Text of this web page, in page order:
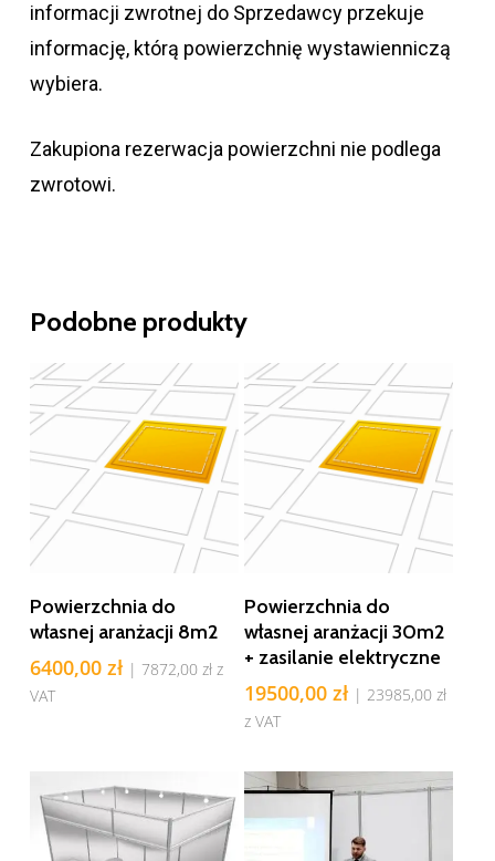
informacji zwrotnej do Sprzedawcy przekuje
informację, którą powierzchnię wystawienniczą
wybiera.
Zakupiona rezerwacja powierzchni nie podlega
zwrotowi.
Podobne produkty
Dodaj Do Koszyka
Powierzchnia do
własnej aranżacji 8m2
6400,00 zł | 7872,00 złz
VAT
Dodaj Do Koszyka
Powierzchnia do
własnej aranżacji 30m2
+ zasilanie elektryczne
19500,00zł | 23985,00 zł
z VAT